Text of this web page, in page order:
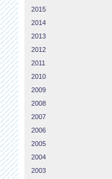
2015
2014
2013
2012
2011
2010
2009
2008
2007
2006
2005
2004
2003